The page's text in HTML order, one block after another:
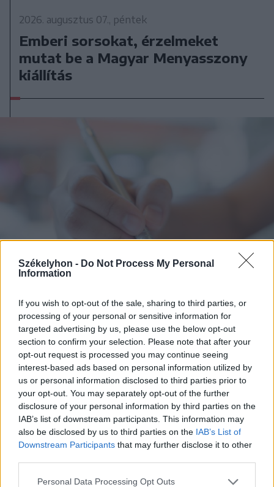
Székelyhon - Do Not Process My Personal
Information
If you wish to opt-out of the sale, sharing to third parties, or
processing of your personal or sensitive information for
targeted advertising by us, please use the below opt-out
section to confirm your selection. Please note that after your
opt-out request is processed you may continue seeing
interest-based ads based on personal information utilized by
us or personal information disclosed to third parties prior to
your opt-out. You may separately opt-out of the further
disclosure of your personal information by third parties on the
IAB’s list of downstream participants. This information may
also be disclosed by us to third parties on the IAB’s List of
Downstream Participants that may further disclose it to other
Personal Data Processing Opt Outs
2026. augusztus 07., péntek
Emberi sorsokat, érzelmeket
mutat be a Magyar Menyasszony
kiállítás
2026. augusztus 07., péntek
Románul is helyt kell állni a hétfőn
kezdődő írásbeliken – így
készülhetnek a pótérettségizők